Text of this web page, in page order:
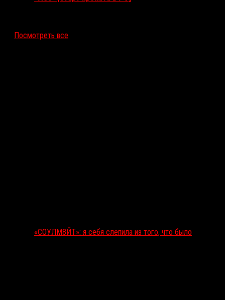
Посмотреть все
«СОУЛМ8ЙТ»: я себя слепила из того, что было